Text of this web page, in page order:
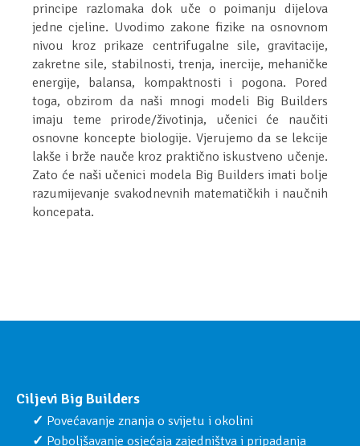
principe razlomaka dok uče o poimanju dijelova
jedne cjeline. Uvodimo zakone fizike na osnovnom
nivou kroz prikaze centrifugalne sile, gravitacije,
zakretne sile, stabilnosti, trenja, inercije, mehaničke
energije, balansa, kompaktnosti i pogona. Pored
toga, obzirom da naši mnogi modeli Big Builders
imaju teme prirode/životinja, učenici će naučiti
osnovne koncepte biologije. Vjerujemo da se lekcije
lakše i brže nauče kroz praktično iskustveno učenje.
Zato će naši učenici modela Big Builders imati bolje
razumijevanje svakodnevnih matematičkih i naučnih
koncepata.
Ciljevi Big Builders
Povećavanje znanja o svijetu i okolini
Poboljšavanje osjećaja zajedništva i pripadanja